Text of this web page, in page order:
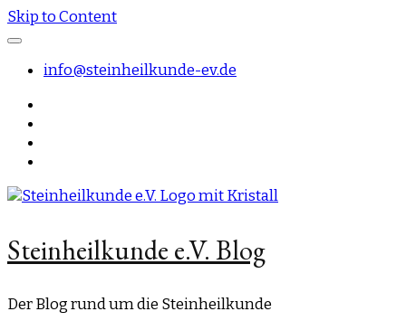
Skip to Content
info@steinheilkunde-ev.de
Steinheilkunde e.V. Blog
Der Blog rund um die Steinheilkunde